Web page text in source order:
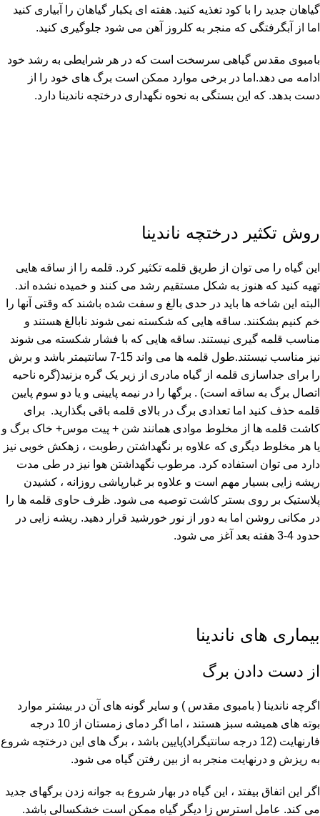
گیاهان جدید را با کود تغذیه کنید. هفته ای یکبار گیاهان را آبیاری کنید
اما از آبگرفتگی که منجر به کلروز آهن می شود جلوگیری کنید.
بامبوی مقدس گیاهی سرسخت است که در هر شرایطی به رشد خود
ادامه می دهد.اما در برخی موارد ممکن است برگ های خود را از
دست بدهد. که این بستگی به نحوه نگهداری درختچه ناندینا دارد.
روش تکثیر درختچه ناندینا
این گیاه را می توان از طریق قلمه تکثیر کرد. قلمه را از ساقه هایی
تهیه کنید که هنوز به شکل مستقیم رشد می کنند و خمیده نشده اند.
البته این شاخه ها باید در حدی بالغ و سفت شده باشند که وقتی آنها را
خم کنیم بشکنند. ساقه هایی که شکسته نمی شوند نابالغ هستند و
مناسب قلمه گیری نیستند. ساقه هایی که با فشار شکسته می شوند
نیز مناسب نیستند.طول قلمه ها می واند 15-7 سانتیمتر باشد و برش
را برای جداسازی قلمه از گیاه مادری از زیر یک گره بزنید(گره ناحیه
اتصال برگ به ساقه است) . برگها را در نیمه پایینی و یا دو سوم پایین
قلمه حذف کنید اما تعدادی برگ در بالای قلمه باقی بگذارید. برای
کاشت قلمه ها از مخلوط موادی همانند شن + پیت موس+ خاک برگ و
یا هر مخلوط دیگری که علاوه بر نگهداشتن رطوبت ، زهکش خوبی نیز
دارد می توان استفاده کرد. مرطوب نگهداشتن هوا نیز در طی مدت
ریشه زایی بسیار مهم است و علاوه بر غبارپاشی روزانه ، کشیدن
پلاستیک بر روی بستر کاشت توصیه می شود. ظرف حاوی قلمه ها را
در مکانی روشن اما به دور از نور خورشید قرار دهید. ریشه زایی در
حدود 4-3 هفته بعد آغز می شود.
بیماری های ناندینا
از دست دادن برگ
اگرچه ناندینا ( بامبوی مقدس ) و سایر گونه های آن در بیشتر موارد
بوته های همیشه سبز هستند ، اما اگر دمای زمستان از 10 درجه
فارنهایت (12 درجه سانتیگراد)پایین باشد ، برگ های این درختچه شروع
به ریزش و درنهایت منجر به از بین رفتن گیاه می شود.
اگر این اتفاق بیفتد ، این گیاه در بهار شروع به جوانه زدن برگهای جدید
می کند. عامل استرس زا دیگر گیاه ممکن است خشکسالی باشد.